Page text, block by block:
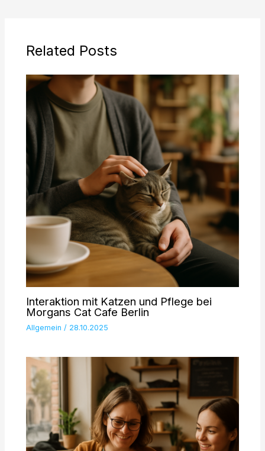
Related Posts
Interaktion mit Katzen und Pflege bei
Morgans Cat Cafe Berlin
Allgemein / 28.10.2025